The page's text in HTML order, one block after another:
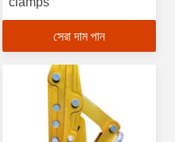
সেরা দাম পান